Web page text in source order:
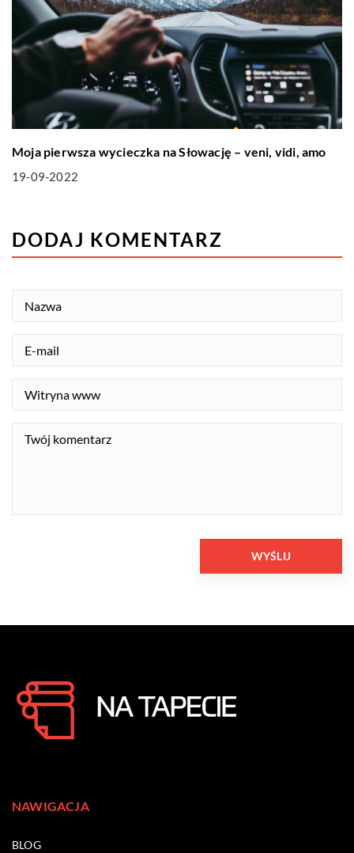
Moja pierwsza wycieczka na Słowację – veni, vidi, amo
19-09-2022
DODAJ KOMENTARZ
NAWIGACJA
BLOG